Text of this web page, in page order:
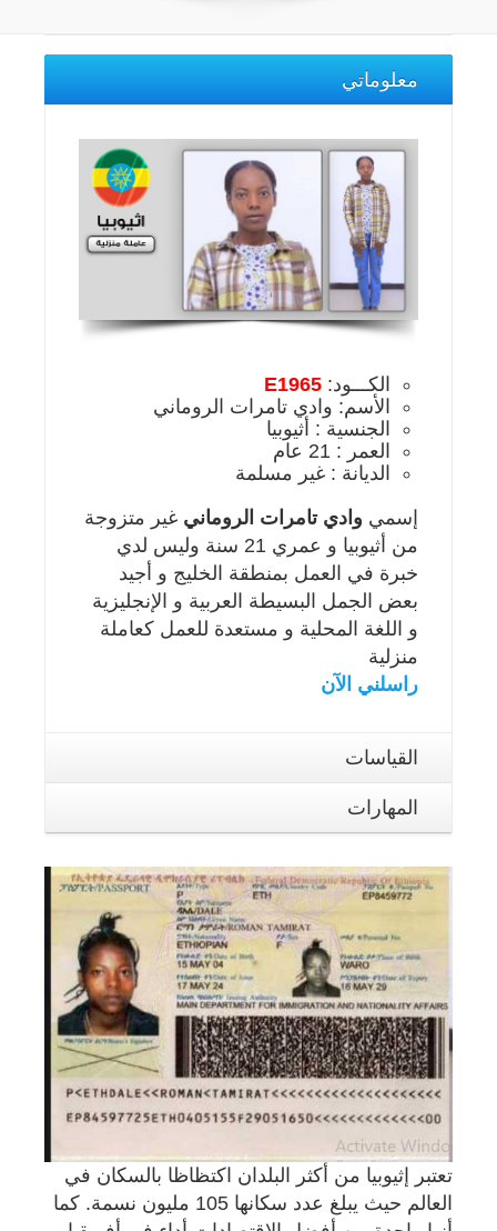
معلوماتي
الكـــود: E1965
الأسم: وادي تامرات الروماني
الجنسية : أثيوبيا
العمر : 21 عام
الديانة : غير مسلمة
إسمي وادي تامرات الروماني غير متزوجة
من أثيوبيا و عمري 21 سنة وليس لدي
خبرة في العمل بمنطقة الخليج و أجيد
بعض الجمل البسيطة العربية و الإنجليزية
و اللغة المحلية و مستعدة للعمل كعاملة
منزلية
راسلني الآن
القياسات
المهارات
تعتبر إثيوبيا من أكثر البلدان اكتظاظا بالسكان في
العالم حيث يبلغ عدد سكانها 105 مليون نسمة. كما